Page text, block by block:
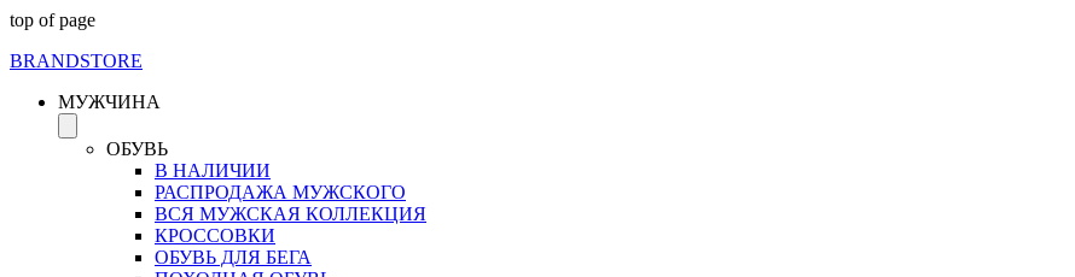
top of page
BRANDSTORE
МУЖЧИНА
ОБУВЬ
В НАЛИЧИИ
РАСПРОДАЖА МУЖСКОГО
ВСЯ МУЖСКАЯ КОЛЛЕКЦИЯ
КРОССОВКИ
ОБУВЬ ДЛЯ БЕГА